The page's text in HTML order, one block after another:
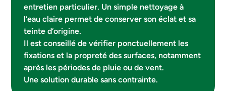
entretien particulier. Un simple nettoyage à
l’eau claire permet de conserver son éclat et sa
teinte d’origine.
Il est conseillé de vérifier ponctuellement les
fixations et la propreté des surfaces, notamment
après les périodes de pluie ou de vent.
Une solution durable sans contrainte.